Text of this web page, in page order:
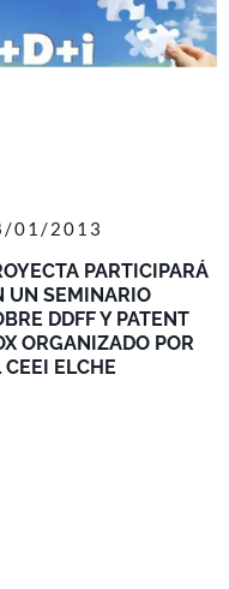
PARTICIPARÁ
UN SEMINARIO
DDFF Y PATENT
ORGANIZADO POR
CEEI ELCHE
01/2013